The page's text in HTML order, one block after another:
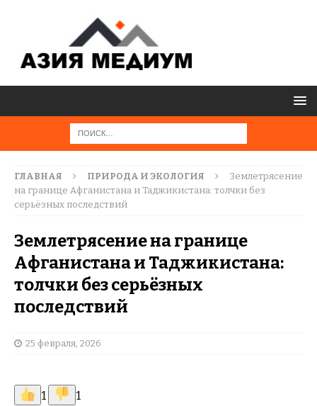
ГЛАВНАЯ ПРИРОДА И ЭКОЛОГИЯ
Землетрясение
на границе Афганистана и Таджикистана: толчки без
серьёзных последствий
Землетрясение на границе
Афганистана и Таджикистана:
толчки без серьёзных
последствий
25 февраля, 2026
1 1